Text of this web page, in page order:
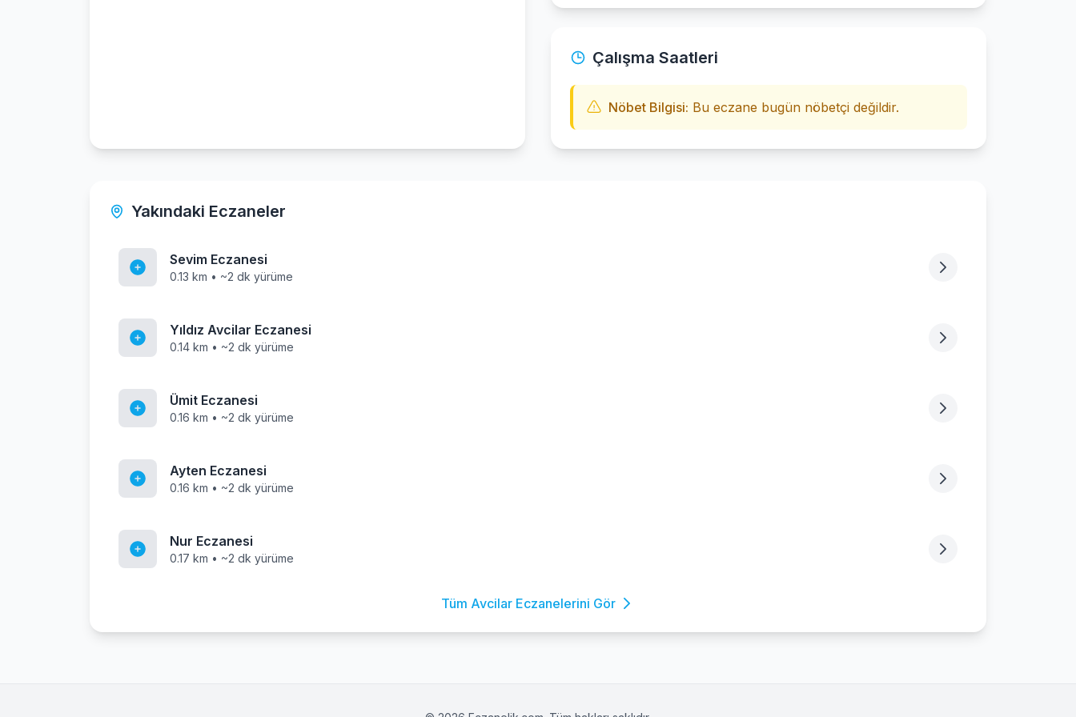
Çalışma Saatleri
Nöbet Bilgisi: Bu eczane bugün nöbetçi değildir.
Yakındaki Eczaneler
Sevim Eczanesi
0.13 km • ~2 dk yürüme
Yıldız Avcilar Eczanesi
0.14 km • ~2 dk yürüme
Ümit Eczanesi
0.16 km • ~2 dk yürüme
Ayten Eczanesi
0.16 km • ~2 dk yürüme
Nur Eczanesi
0.17 km • ~2 dk yürüme
Tüm Avcilar Eczanelerini Gör